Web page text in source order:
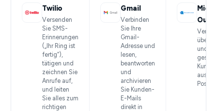
Twilio
Versenden
Sie SMS-
Erinnerungen
(„Ihr Ring ist
fertig“),
tätigen und
zeichnen Sie
Anrufe auf,
und leiten
Sie alles zum
richtigen
Gmail
Verbinden
Sie Ihre
Gmail-
Adresse und
lesen,
beantworten
und
archivieren
Sie Kunden-
E-Mails
direkt in
über
und
aus